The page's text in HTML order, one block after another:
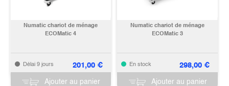
Numatic chariot de ménage
ECOMatic 4
Délai 9 jours 201,00€
Ajouter au panier
Numatic chariot de ménage
ECOMatic 3
En stock 298,00€
Ajouter au panier